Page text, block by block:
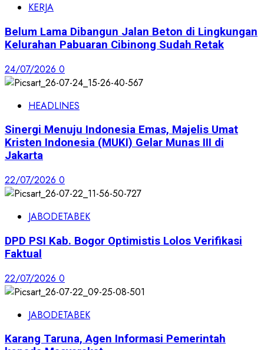
KERJA
Belum Lama Dibangun Jalan Beton di Lingkungan
Kelurahan Pabuaran Cibinong Sudah Retak
24/07/2026 0
HEADLINES
Sinergi Menuju Indonesia Emas, Majelis Umat
Kristen Indonesia (MUKI) Gelar Munas III di
Jakarta
22/07/2026 0
JABODETABEK
DPD PSI Kab. Bogor Optimistis Lolos Verifikasi
Faktual
22/07/2026 0
JABODETABEK
Karang Taruna, Agen Informasi Pemerintah